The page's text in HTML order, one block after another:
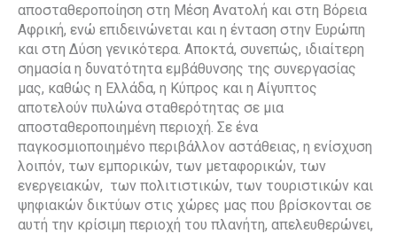
αποσταθεροποίηση στη Μέση Ανατολή και στη Βόρεια
Αφρική, ενώ επιδεινώνεται και η ένταση στην Ευρώπη
και στη Δύση γενικότερα. Αποκτά, συνεπώς, ιδιαίτερη
σημασία η δυνατότητα εμβάθυνσης της συνεργασίας
μας, καθώς η Ελλάδα, η Κύπρος και η Αίγυπτος
αποτελούν πυλώνα σταθερότητας σε μια
αποσταθεροποιημένη περιοχή. Σε ένα
παγκοσμιοποιημένο περιβάλλον αστάθειας, η ενίσχυση
λοιπόν, των εμπορικών, των μεταφορικών, των
ενεργειακών, των πολιτιστικών, των τουριστικών και
ψηφιακών δικτύων στις χώρες μας που βρίσκονται σε
αυτή την κρίσιμη περιοχή του πλανήτη, απελευθερώνει,